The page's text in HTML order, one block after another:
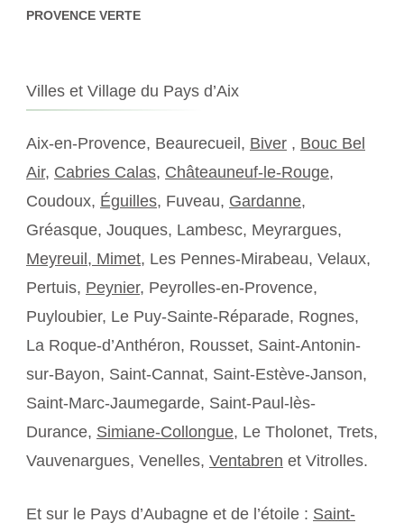
PROVENCE VERTE
Villes et Village du Pays d’Aix
Aix-en-Provence, Beaurecueil, Biver , Bouc Bel
Air, Cabries Calas, Châteauneuf-le-Rouge,
Coudoux, Éguilles, Fuveau, Gardanne,
Gréasque, Jouques, Lambesc, Meyrargues,
Meyreuil, Mimet, Les Pennes-Mirabeau, Velaux,
Pertuis, Peynier, Peyrolles-en-Provence,
Puyloubier, Le Puy-Sainte-Réparade, Rognes,
La Roque-d’Anthéron, Rousset, Saint-Antonin-
sur-Bayon, Saint-Cannat, Saint-Estève-Janson,
Saint-Marc-Jaumegarde, Saint-Paul-lès-
Durance, Simiane-Collongue, Le Tholonet, Trets,
Vauvenargues, Venelles, Ventabren et Vitrolles.
Et sur le Pays d’Aubagne et de l’étoile : Saint-